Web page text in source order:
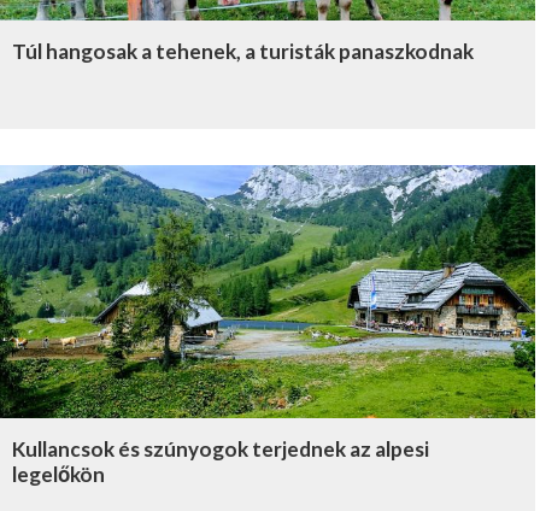
Túl hangosak a tehenek, a turisták panaszkodnak
Kullancsok és szúnyogok terjednek az alpesi
legelőkön